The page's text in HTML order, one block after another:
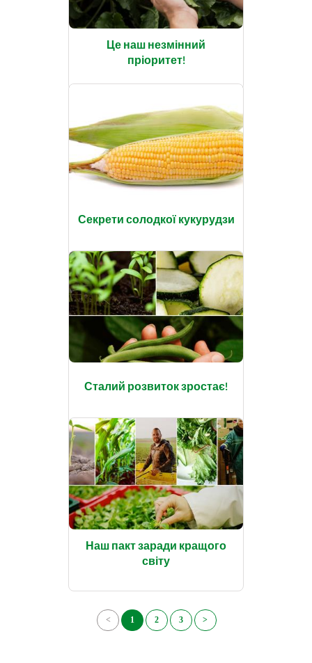
Це наш незмінний
пріоритет!
Секрети солодкої кукурудзи
Сталий розвиток зростає!
Наш пакт заради кращого
світу
< 1 2 3 >